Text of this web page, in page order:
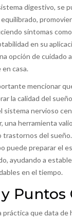
digestivo, se
síntomas
en su
opción de cuidado
casa.
mencionar
la calidad del
sistema nervioso
una herramienta
trastornos del
puede preparar el
ayudando a
en el tiempo.
Puntos
práctica que data de